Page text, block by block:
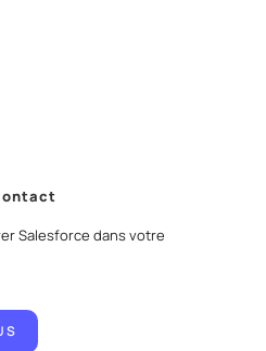
Salesforce dans votre